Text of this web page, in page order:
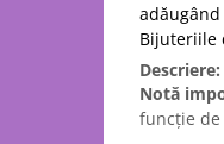
Bijuteriile
Descriere:
Notă
funcție